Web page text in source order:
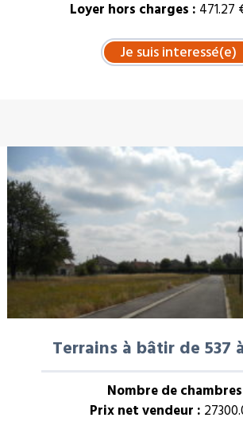
Loyer hors charges : 471.27
Terrains à bâtir de 537
Nombre de
Prix net vendeur :